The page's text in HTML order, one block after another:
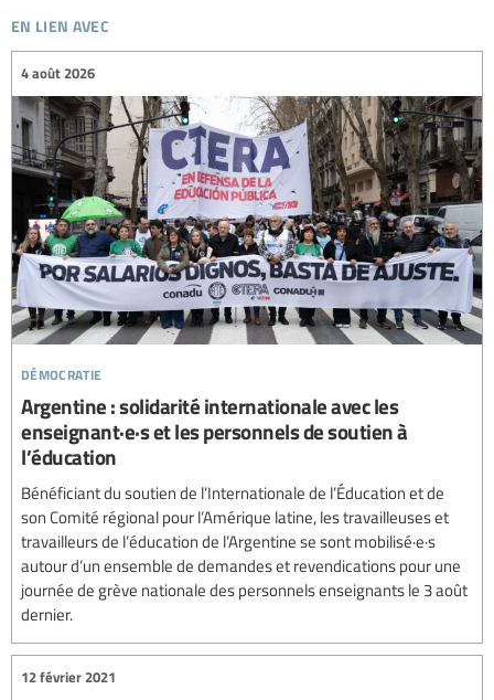
en lien avec
démocratie
4 août 2026
Argentine : solidarité internationale avec les
enseignant·e·s et les personnels de soutien à
l’éducation
Bénéficiant du soutien de l’Internationale de l’Éducation et de
son Comité régional pour l’Amérique latine, les travailleuses et
travailleurs de l’éducation de l’Argentine se sont mobilisé·e·s
autour d’un ensemble de demandes et revendications pour une
journée de grève nationale des personnels enseignants le 3 août
dernier.
12 février 2021